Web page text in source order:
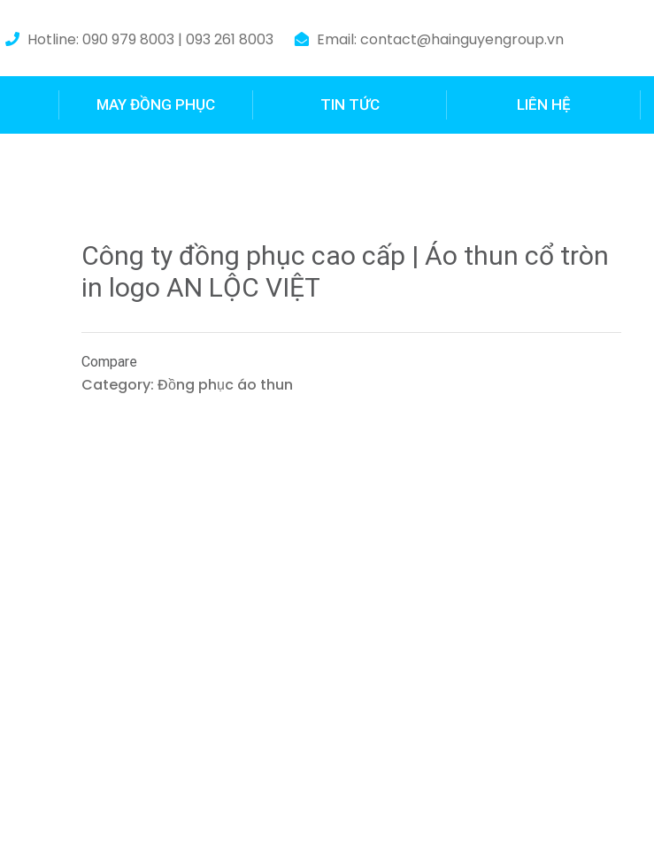
Hotline: 090 979 8003 | 093 261 8003 Email: contact@hainguyengroup.vn
MAY ĐỒNG PHỤC TIN TỨC LIÊN HỆ
Công ty đồng phục cao cấp | Áo thun cổ tròn
in logo AN LỘC VIỆT
Compare
Category:Đồng phục áo thun